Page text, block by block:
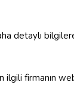
detaylı
ilgili firmanın